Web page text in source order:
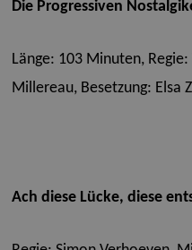
Die Progressiven
Länge: 103 Minuten,
Millereau, Besetzung: Elsa
Ach diese Lücke, diese